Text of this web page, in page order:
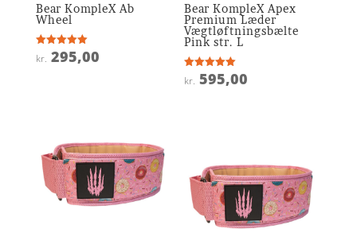
Bear KompleX Ab
Wheel
Vurderet
5
kr. 295,00
Bear KompleX Apex
Premium Læder
Vægtløftningsbælte
Pink str. L
Vurderet
5
kr. 595,00